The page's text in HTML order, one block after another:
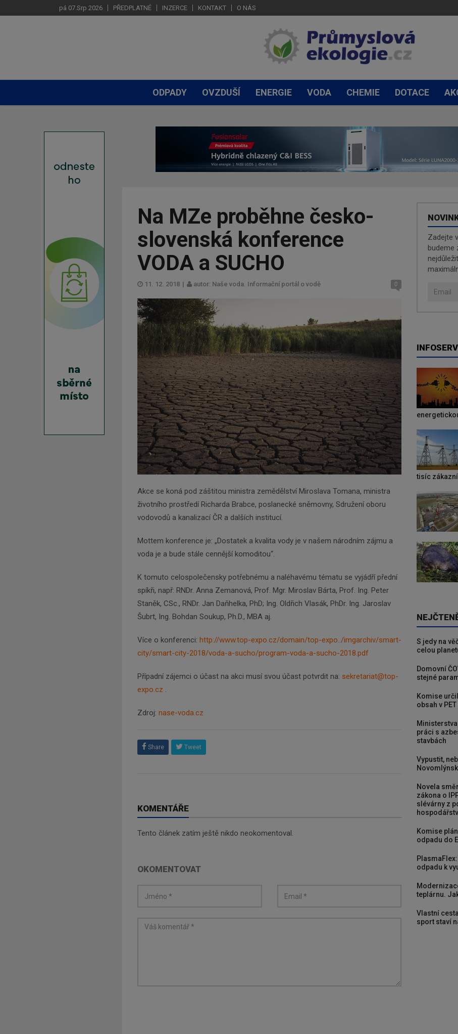
pá 07.Srp 2026 PŘEDPLATNÉ INZERCE KONTAKT O NÁS
ODPADY OVZDUŠÍ ENERGIE VODA CHEMIE DOTACE
Na MZe proběhne česko-
slovenská konference
VODA a SUCHO
11. 12. 2018 | autor: Naše voda. Informační portál o vodě 0
Akce se koná pod záštitou ministra zemědělství Miroslava Tomana, ministra
životního prostředí Richarda Brabce, poslanecké sněmovny, Sdružení oboru
vodovodů a kanalizací ČR a dalších institucí.
Mottem konference je: „Dostatek a kvalita vody je v našem národním zájmu a
voda je a bude stále cennější komoditou“.
K tomuto celospolečensky potřebnému a naléhavému tématu se vyjádří přední
spíkři, např: RNDr. Anna Zemanová, Prof. Mgr. Miroslav Bárta, Prof. Ing. Peter
Staněk, CSc., RNDr. Jan Daňhelka, PhD; Ing. Oldřich Vlasák, PhDr. Ing. Jaroslav
Šubrt, Ing. Bohdan Soukup, Ph.D., MBA aj.
Více o konferenci: http://www.top-expo.cz/domain/top-expo../imgarchiv/smart-
city/smart-city-2018/voda-a-sucho/program-voda-a-sucho-2018.pdf
Případní zájemci o účast na akci musí svou účast potvrdit na: sekretariat@top-
expo.cz .
Zdroj: nase-voda.cz
Share Tweet
KOMENTÁŘE
Tento článek zatím ještě nikdo neokomentoval.
OKOMENTOVAT
Zadejte
budeme
tisíc
S jedy na
celou
Domovní
stejné
Komise
obsah v
práci s
stavbách
Vypustit,
Novela
zákona o
slévárny z
Komise
odpadu do
odpadu k
teplárnu.
Vlastní
sport staví